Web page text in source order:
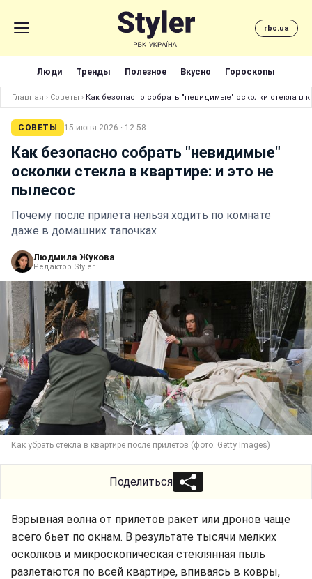
rbc.ua
Люди Тренды Полезное Вкусно Гороскопы
Главная › Советы › Как безопасно собрать "невидимые" осколки стекла в
СОВЕТЫ 15 июня 2026 · 12:58
Как безопасно собрать "невидимые"
осколки стекла в квартире: и это не
пылесос
Почему после прилета нельзя ходить по комнате
даже в домашних тапочках
Людмила Жукова
Редактор Styler
Как убрать стекла в квартире после прилетов (фото: Getty Images)
Поделиться
Взрывная волна от прилетов ракет или дронов чаще
всего бьет по окнам. В результате тысячи мелких
осколков и микроскопическая стеклянная пыль
разлетаются по всей квартире, впиваясь в ковры,